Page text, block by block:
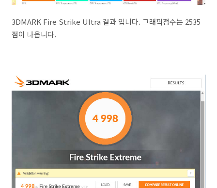
3DMARK Fire Strike Ultra 결과 입니다. 그래픽점수는 2535
점이 나옵니다.